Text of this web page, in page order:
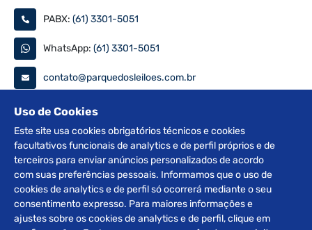
PABX: (61) 3301-5051
WhatsApp: (61) 3301-5051
contato@parquedosleiloes.com.br
Consulte seu documento
PESQUISAR
Siga nas redes
Uso de Cookies
Este site usa cookies obrigatórios técnicos e cookies
facultativos funcionais de analytics e de perfil próprios e de
terceiros para enviar anúncios personalizados de acordo
com suas preferências pessoais. Informamos que o uso de
cookies de analytics e de perfil só ocorrerá mediante o seu
consentimento expresso. Para maiores informações e
ajustes sobre os cookies de analytics e de perfil, clique em